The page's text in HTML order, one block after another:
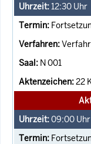
12:30 Uhr
N 001
22
09:00 Uhr